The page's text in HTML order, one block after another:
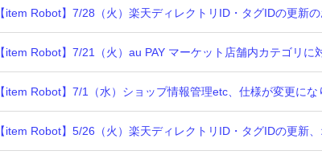
【item Robot】7/28（火）楽天ディレクトリID・タグIDの更新
【item Robot】7/21（火）au PAY マーケット店舗内カテゴリに
【item Robot】7/1（水）ショップ情報管理etc、仕様が変更にな
【item Robot】5/26（火）楽天ディレクトリID・タグIDの更新